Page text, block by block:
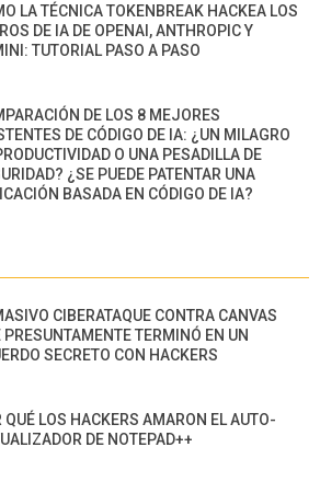
LA TÉCNICA TOKENBREAK HACKEA LOS
DE IA DE OPENAI, ANTHROPIC Y
TUTORIAL PASO A PASO
DE LOS 8 MEJORES
DE CÓDIGO DE IA: ¿UN MILAGRO
O UNA PESADILLA DE
¿SE PUEDE PATENTAR UNA
BASADA EN CÓDIGO DE IA?
CIBERATAQUE CONTRA CANVAS
PRESUNTAMENTE TERMINÓ EN UN
SECRETO CON HACKERS
QUÉ LOS HACKERS AMARON EL AUTO-
DE NOTEPAD++